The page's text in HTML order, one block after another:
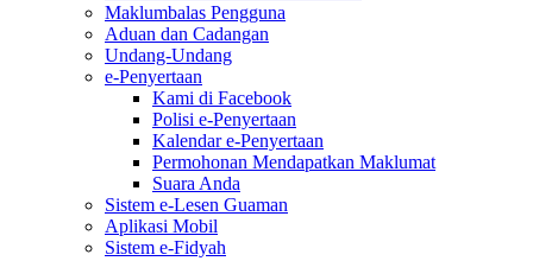
Maklumbalas Pengguna
Aduan dan Cadangan
Undang-Undang
e-Penyertaan
Kami di Facebook
Polisi e-Penyertaan
Kalendar e-Penyertaan
Permohonan Mendapatkan Maklumat
Suara Anda
Sistem e-Lesen Guaman
Aplikasi Mobil
Sistem e-Fidyah